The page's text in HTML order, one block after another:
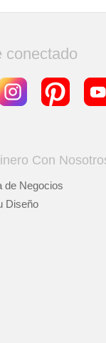
conectado
Con
de Negocios
Diseño